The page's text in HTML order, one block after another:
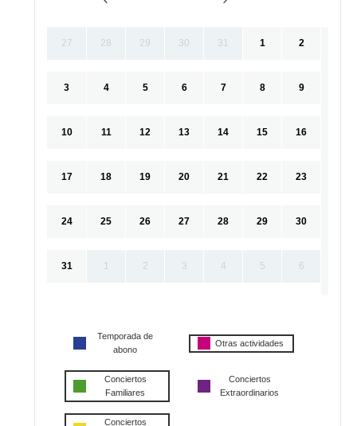
27 28 29 30 31 1 2
3 4 5 6 7 8 9
10 11 12 13 14 15 16
17 18 19 20 21 22 23
24 25 26 27 28 29 30
31 1 2 3 4 5 6
Temporada de
abono
Otras actividades
Conciertos
Familiares
Conciertos
Extraordinarios
Conciertos